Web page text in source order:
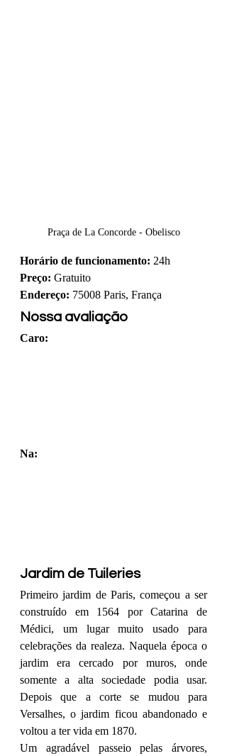
Praça de La Concorde - Obelisco
Horário de funcionamento: 24h
Preço: Gratuito
Endereço: 75008 Paris, França
Nossa avaliação
Caro:
Na:
Jardim de Tuileries
Primeiro jardim de Paris, começou a ser
construído em 1564 por Catarina de
Médici, um lugar muito usado para
celebrações da realeza. Naquela época o
jardim era cercado por muros, onde
somente a alta sociedade podia usar.
Depois que a corte se mudou para
Versalhes, o jardim ficou abandonado e
voltou a ter vida em 1870.
Um agradável passeio pelas árvores,